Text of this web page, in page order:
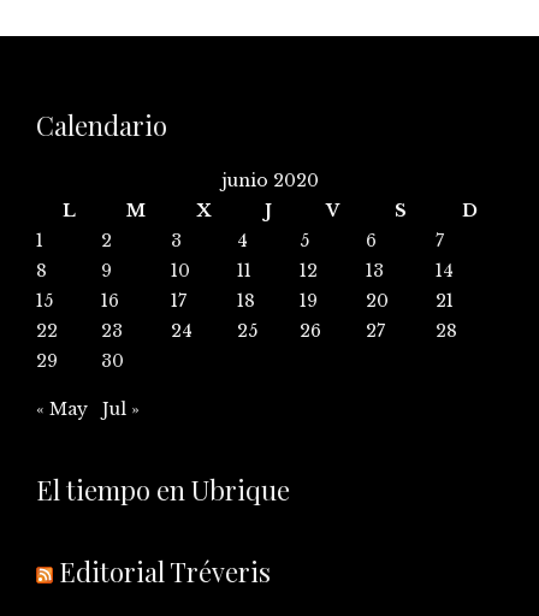
Calendario
junio 2020
L
M X J V S
D
1
2 3 4 5 6
7
8
9 10 11 12 13
14
15
16 17 18 19 20
21
22
23 24 25 26 27
28
29
30
« May Jul »
El tiempo en Ubrique
Editorial Tréveris